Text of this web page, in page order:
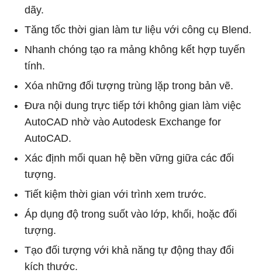
dãy.
Tăng tốc thời gian làm tư liệu với công cụ Blend.
Nhanh chóng tạo ra mảng không kết hợp tuyến
tính.
Xóa những đối tượng trùng lặp trong bản vẽ.
Đưa nội dung trực tiếp tới không gian làm việc
AutoCAD nhờ vào Autodesk Exchange for
AutoCAD.
Xác định mối quan hệ bền vững giữa các đối
tượng.
Tiết kiệm thời gian với trình xem trước.
Áp dụng độ trong suốt vào lớp, khối, hoặc đối
tượng.
Tạo đối tượng với khả năng tự động thay đổi
kích thước.